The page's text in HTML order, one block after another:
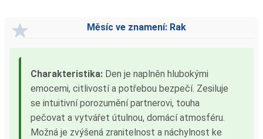
Měsíc ve znamení: Rak
Charakteristika: Den je naplněn hlubokými
emocemi, citlivostí a potřebou bezpečí. Zesiluje
se intuitivní porozumění partnerovi, touha
pečovat a vytvářet útulnou, domácí atmosféru.
Možná je zvýšená zranitelnost a náchylnost ke